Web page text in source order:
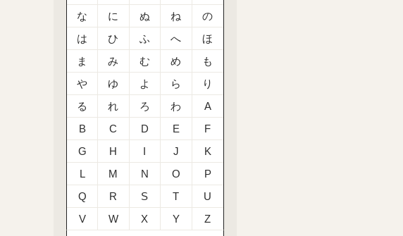
な
に ぬ ね
の
は
ひ ふ へ
ほ
ま
み む め
も
や
ゆ よ ら
り
る
れ ろ わ
A
B
C D E
F
G
H I J
K
L
M N O
P
Q
R S T
U
V
W X Y
Z